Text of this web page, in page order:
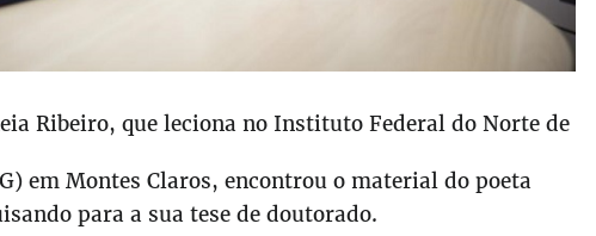
Ribeiro, que leciona no Instituto Federal do Norte de
em Montes Claros, encontrou o material do poeta
para a sua tese de doutorado.